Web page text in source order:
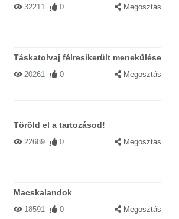
32211 0 Megosztás
Táskatolvaj félresikerült menekülése
20261 0 Megosztás
Töröld el a tartozásod!
22689 0 Megosztás
Macskalandok
18591 0 Megosztás